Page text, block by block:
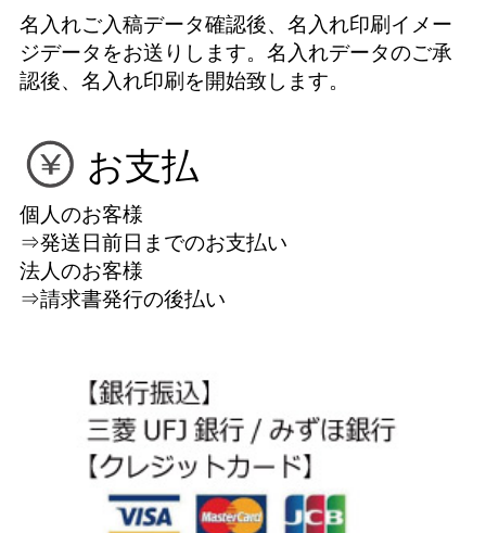
名入れご入稿データ確認後、名入れ印刷イメー
ジデータをお送りします。名入れデータのご承
認後、名入れ印刷を開始致します。
お支払
個人のお客様
⇒発送日前日までのお支払い
法人のお客様
⇒請求書発行の後払い